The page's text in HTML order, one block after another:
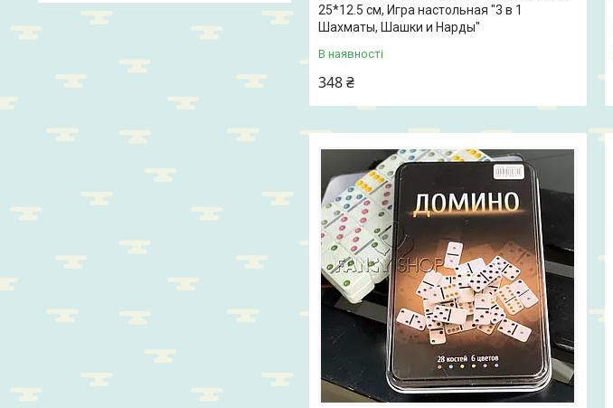
25*12.5 см, Игра настольная "3 в 1
Шахматы, Шашки и Нарды"
В наявності
348 ₴